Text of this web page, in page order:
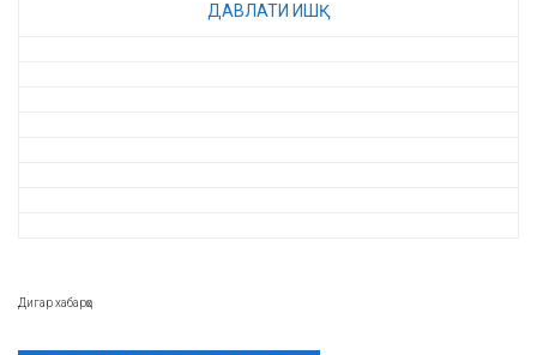
ДАВЛАТИ ИШҚ
Дигар хабарҳо